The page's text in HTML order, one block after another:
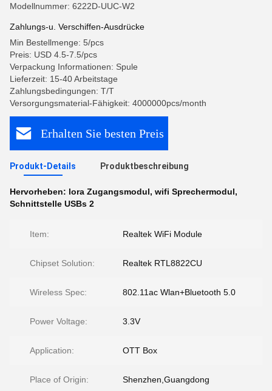
Modellnummer: 6222D-UUC-W2
Zahlungs-u. Verschiffen-Ausdrücke
Min Bestellmenge: 5/pcs
Preis: USD 4.5-7.5/pcs
Verpackung Informationen: Spule
Lieferzeit: 15-40 Arbeitstage
Zahlungsbedingungen: T/T
Versorgungsmaterial-Fähigkeit: 4000000pcs/month
Erhalten Sie besten Preis
Produkt-Details Produktbeschreibung
Hervorheben: lora Zugangsmodul, wifi Sprechermodul,
Schnittstelle USBs 2
Item: Realtek WiFi Module
Chipset Solution: Realtek RTL8822CU
Wireless Spec: 802.11ac Wlan+Bluetooth 5.0
Power Voltage: 3.3V
Application: OTT Box
Place of Origin: Shenzhen,Guangdong